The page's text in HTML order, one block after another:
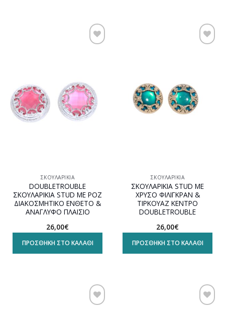
ΣΚΟΥΛΑΡΊΚΙΑ
DOUBLETROUBLE
ΣΚΟΥΛΑΡΙΚΙΑ STUD ΜΕ ΡΟΖ
ΔΙΑΚΟΣΜΗΤΙΚΟ ΕΝΘΕΤΟ &
ΑΝΑΓΛΥΦΟ ΠΛΑΙΣΙΟ
26,00€
ΠΡΟΣΘΉΚΗ ΣΤΟ ΚΑΛΆΘΙ
ΣΚΟΥΛΑΡΊΚΙΑ
ΣΚΟΥΛΑΡΙΚΙΑ STUD ΜΕ
ΧΡΥΣΟ ΦΙΛΙΓΚΡΑΝ &
ΤΙΡΚΟΥΑΖ ΚΕΝΤΡΟ
DOUBLETROUBLE
26,00€
ΠΡΟΣΘΉΚΗ ΣΤΟ ΚΑΛΆΘΙ